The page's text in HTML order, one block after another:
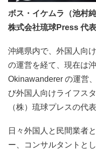
ボス・イケムラ（池村純
株式会社琉球Press 代表
沖縄県内で、外国人向
の運営を経て、現在は
Okinawanderer の運営
び外国人向けライフス
（株）琉球プレスの代表
日々外国人と民間業者
ー、コンサルタントと